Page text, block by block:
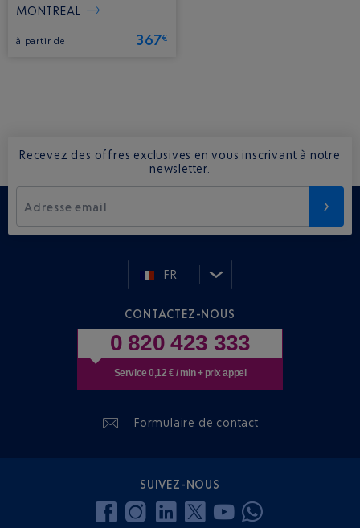
MONTREAL
à partir de 367€
Recevez des offres exclusives en vous inscrivant à notre
newsletter.
Adresse email
FR
CONTACTEZ-NOUS
0 820 423 333
Service 0,12 € / min + prix appel
Formulaire de contact
SUIVEZ-NOUS